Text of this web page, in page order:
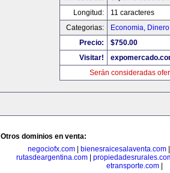
Longitud:
11 caracteres
Categorias:
Economia,
Precio:
$750.00
Visitar!
Serán consideradas
Otros dominios en venta:
negociofx.com| bienesraicesalaventa.com
rutasdeargentina.com
etransporte.com